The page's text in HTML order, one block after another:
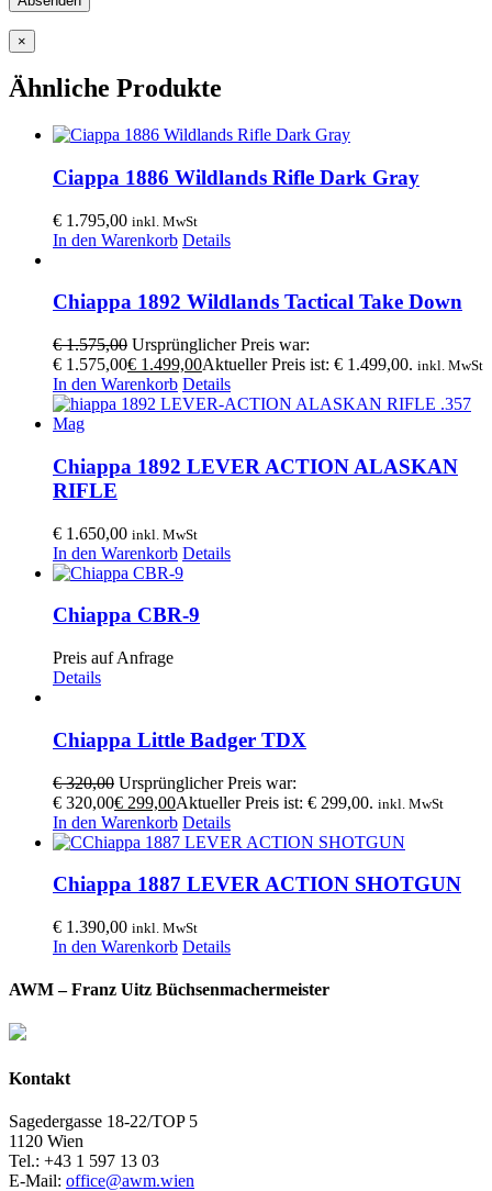
×
Ähnliche Produkte
Ciappa 1886 Wildlands Rifle Dark Gray
€ 1.795,00 inkl. MwSt
In den Warenkorb Details
Chiappa 1892 Wildlands Tactical Take Down
€1.575,00 Ursprünglicher Preis war:
€ 1.575,00€ 1.499,00Aktueller Preis ist: € 1.499,00. inkl. MwSt
In den Warenkorb Details
Chiappa 1892 LEVER ACTION ALASKAN
RIFLE
€ 1.650,00 inkl. MwSt
In den Warenkorb Details
Chiappa CBR-9
Preis auf Anfrage
Details
Chiappa Little Badger TDX
€320,00 Ursprünglicher Preis war:
€ 320,00€ 299,00Aktueller Preis ist: € 299,00. inkl. MwSt
In den Warenkorb Details
Chiappa 1887 LEVER ACTION SHOTGUN
€ 1.390,00 inkl. MwSt
In den Warenkorb Details
AWM – Franz Uitz Büchsenmachermeister
Kontakt
Sagedergasse 18-22/TOP 5
1120 Wien
Tel.: +43 1 597 13 03
E-Mail: office@awm.wien